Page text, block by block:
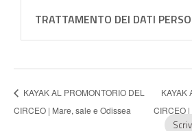
TRATTAMENTO DEI DATI
KAYAK AL PROMONTORIO DEL
CIRCEO | Mare, sale e Odissea
KAYAK
CIRCEO